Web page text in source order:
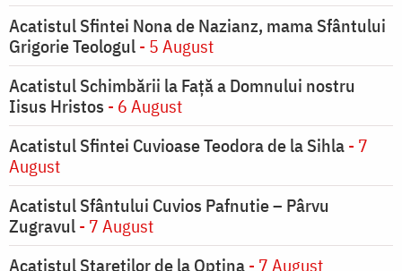
Acatistul Sfintei Nona de Nazianz, mama Sfântului
Grigorie Teologul- 5 August
Acatistul Schimbării la Faţă a Domnului nostru
Iisus Hristos - 6 August
Acatistul Sfintei Cuvioase Teodora de la Sihla- 7
August
Acatistul Sfântului Cuvios Pafnutie – Pârvu
Zugravul- 7 August
Acatistul Stareţilor de la Optina- 7 August